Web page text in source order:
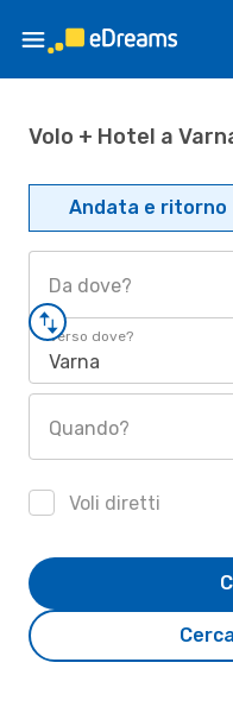
Volo + Hotel a
Andata e ritorno
Da dove?
Verso dove?
Varna
Quando?
Voli diretti